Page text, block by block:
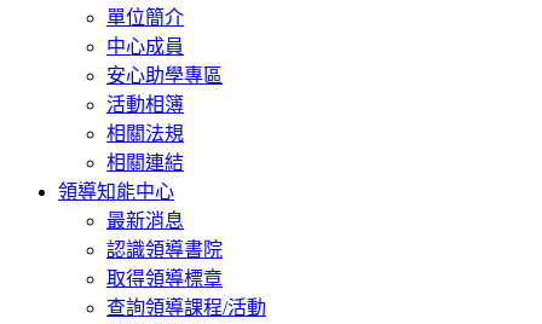
單位簡介
中心成員
安心助學專區
活動相簿
相關法規
相關連結
領導知能中心
最新消息
認識領導書院
取得領導標章
查詢領導課程/活動